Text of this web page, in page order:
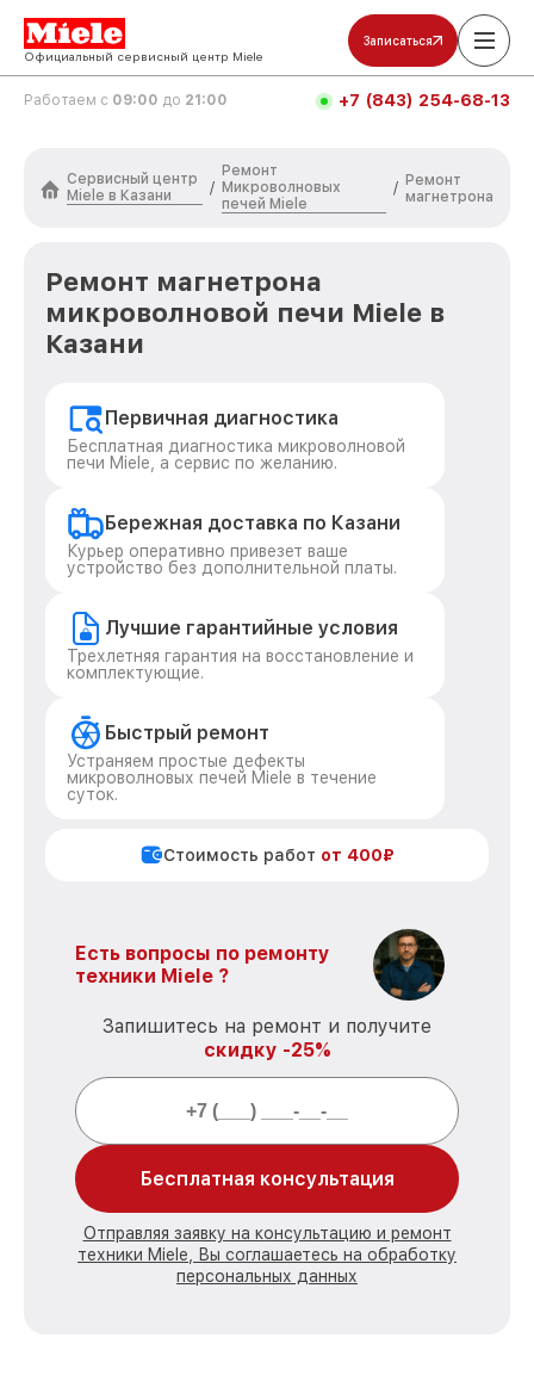
Официальный сервисный центр Miele
Записаться
Работаем с 09:00 до 21:00 +7 (843) 254-68-13
Сервисный центр
Miele в Казани
/
Ремонт
Микроволновых
печей Miele
/ Ремонт
магнетрона
Ремонт магнетрона
микроволновой печи Miele в
Казани
Первичная диагностика
Бесплатная диагностика микроволновой
печи Miele, а сервис по желанию.
Бережная доставка по Казани
Курьер оперативно привезет ваше
устройство без дополнительной платы.
Лучшие гарантийные условия
Трехлетняя гарантия на восстановление и
комплектующие.
Быстрый ремонт
Устраняем простые дефекты
микроволновых печей Miele в течение
суток.
Стоимость работ от 400₽
Есть вопросы по ремонту
техники Miele ?
Запишитесь на ремонт и получите
скидку -25%
Бесплатная консультация
Отправляя заявку на консультацию и ремонт
техники Miele, Вы соглашаетесь на обработку
персональных данных